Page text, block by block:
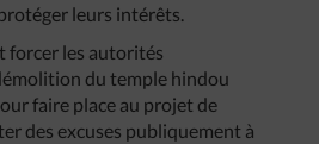
leurs intérêts.
forcer les autorités
du temple hindou
faire place au projet de
des excuses publiquement à